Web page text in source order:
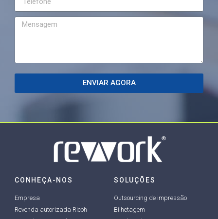
ENVIAR AGORA
CONHEÇA-NOS
Empresa
Revenda autorizada Ricoh
SOLUÇÕES
Outsourcing de impressão
Bilhetagem